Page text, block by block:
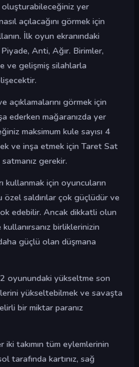
oluşturabileceğiniz yer
açılacağını görmek için
İlk oyun ekranındaki
Anti, Ağır. Birimler,
ve gelişmiş silahlarla
görmek için
ederken mağaranızda yer
maksimum kule sayısı 4
ve inşa etmek için Taret Sat
gerekir.
kullanmak için oyuncuların
saldırılar çok güçlüdür ve
edebilir. Ancak dikkatli olun
birliklerinizin
güçlü olan düşmana
2 oyunundaki yükseltme son
yükseltebilmek ve savaşta
bir miktar paranız
iki takımın tüm eylemlerinin
tarafında kartınız, sağ